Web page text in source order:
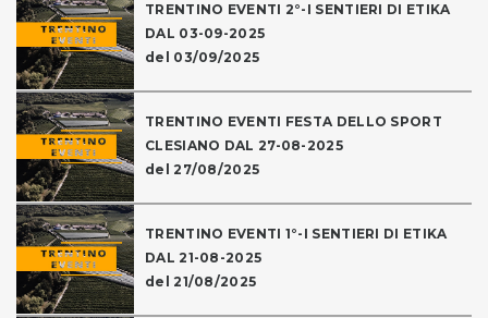
TRENTINO EVENTI 2°-I SENTIERI DI ETIKA
DAL 03-09-2025
del 03/09/2025
TRENTINO EVENTI FESTA DELLO SPORT
CLESIANO DAL 27-08-2025
del 27/08/2025
TRENTINO EVENTI 1°-I SENTIERI DI ETIKA
DAL 21-08-2025
del 21/08/2025